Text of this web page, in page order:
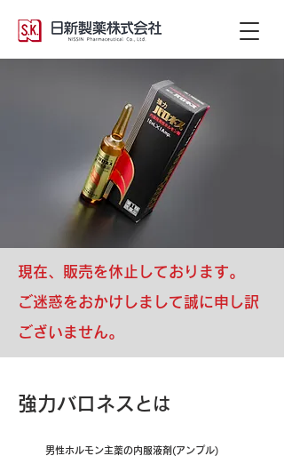
現在、販売を休止しております。
ご迷惑をおかけしまして誠に申し訳
ございません。
強力バロネス とは
男性ホルモン主薬の内服液剤(アンプル)